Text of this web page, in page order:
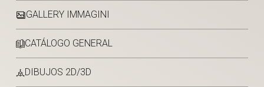
GALLERY IMMAGINI
CATÁLOGO GENERAL
DIBUJOS 2D/3D